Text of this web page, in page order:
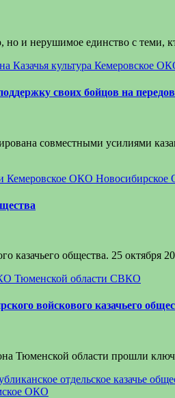
но и нерушимое единство с теми,
Казачья культура Кемеровское
своих бойцов на
совместными усилиями
Кемеровское ОКО
общества. 25 октября
Тюменской области СВКО
войскового казачьего
Тюменской области прошли
отдельское казачье
ОКО